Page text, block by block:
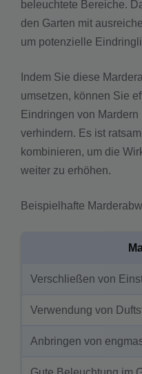
beleuchtete Bereiche.
den Garten mit
um potenzielle
Indem Sie diese
umsetzen, können Sie
Eindringen von
verhindern. Es ist
kombinieren, um die
weiter zu erhöhen.
Beispielhafte
Verschließen von
Verwendung von
Anbringen von